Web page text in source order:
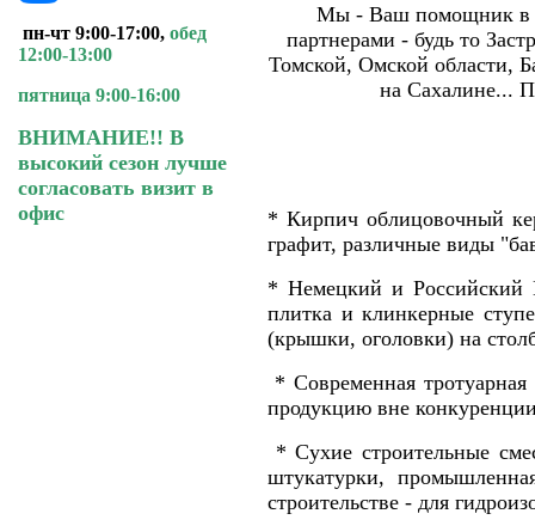
пн-чт 9:00-17:00, обед
12:00-13:00
пятница 9:00-16:00
ВНИМАНИЕ!! В
высокий сезон лучше
согласовать визит в
офис
Мы - Ваш помощник в
партнерами - будь то
Томской, Омской области,
на Сахалине...
* Кирпич облицовочный
графит, различные виды
* Немецкий и
плитка и клинкерные
(крышки, оголовки) на
* Современная
продукцию вне
* Сухие строительные
штукатурки,
строительстве - для